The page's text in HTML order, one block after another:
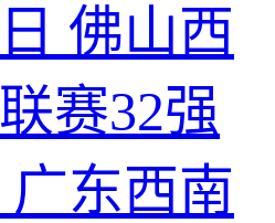
佛山西
赛32强
东西南